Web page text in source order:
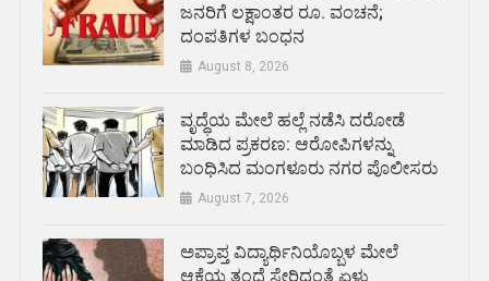
ಜನರಿಗೆ ಲಕ್ಷಾಂತರ ರೂ. ವಂಚನೆ;
ದಂಪತಿಗಳ ಬಂಧನ
August 8, 2026
ವೃದ್ಧೆಯ ಮೇಲೆ ಹಲ್ಲೆ ನಡೆಸಿ ದರೋಡೆ
ಮಾಡಿದ ಪ್ರಕರಣ: ಆರೋಪಿಗಳನ್ನು
ಬಂಧಿಸಿದ ಮಂಗಳೂರು ನಗರ ಪೊಲೀಸರು
August 7, 2026
ಅಪ್ರಾಪ್ತ ವಿದ್ಯಾರ್ಥಿನಿಯೊಬ್ಬಳ ಮೇಲೆ
ಆಕೆಯ ತಂದೆ ಸೇರಿದಂತೆ ಏಳು